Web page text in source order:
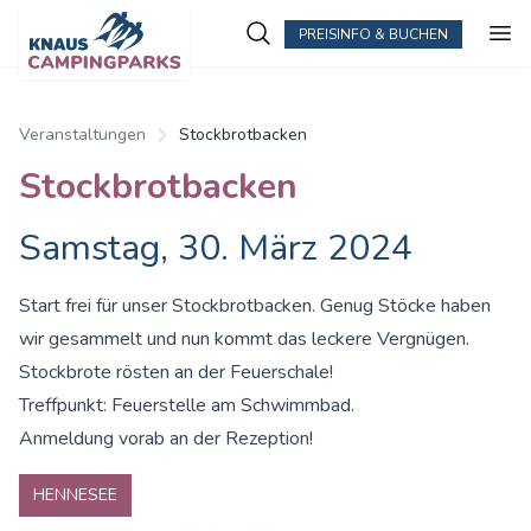
PREISINFO & BUCHEN
Veranstaltungen Stockbrotbacken
Stockbrotbacken
Samstag, 30. März 2024
Start frei für unser Stockbrotbacken. Genug Stöcke haben
wir gesammelt und nun kommt das leckere Vergnügen.
Stockbrote rösten an der Feuerschale!
Treffpunkt: Feuerstelle am Schwimmbad.
Anmeldung vorab an der Rezeption!
HENNESEE